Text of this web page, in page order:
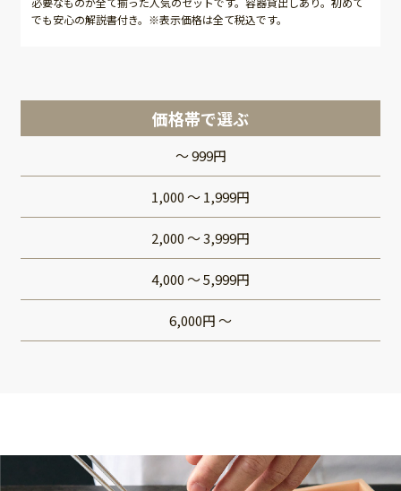
でも安心の解説書付き。※表示価格は全て税込です。
価格帯で選ぶ
～ 999円
1,000 ～ 1,999円
2,000 ～ 3,999円
4,000 ～ 5,999円
6,000円 ～